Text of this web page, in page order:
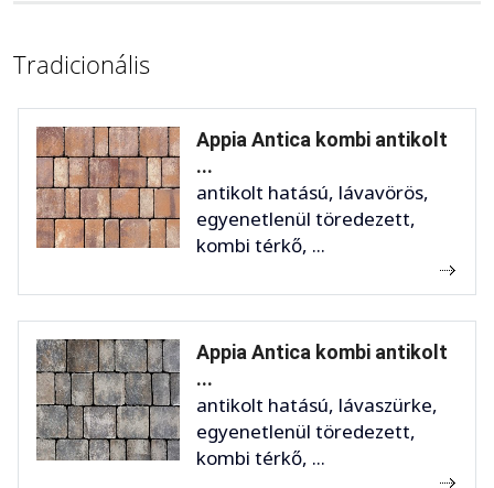
Tradicionális
Appia Antica kombi antikolt
...
antikolt hatású, lávavörös,
egyenetlenül töredezett,
kombi térkő, ...
Appia Antica kombi antikolt
...
antikolt hatású, lávaszürke,
egyenetlenül töredezett,
kombi térkő, ...